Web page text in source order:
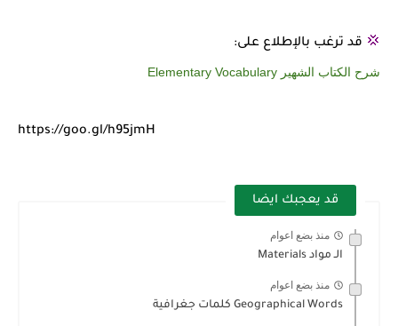
💢 قد ترغب بالإطلاع على:
شرح الكتاب الشهير Elementary Vocabulary
https://goo.gl/h95jmH
قد يعجبك ايضا
منذ بضع اعوام
الـ مواد Materials
منذ بضع اعوام
Geographical Words كلمات جغرافية